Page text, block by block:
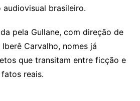
brasileiro.
pela Gullane, com direção de
Carvalho, nomes já
que transitam entre ficção e
reais.